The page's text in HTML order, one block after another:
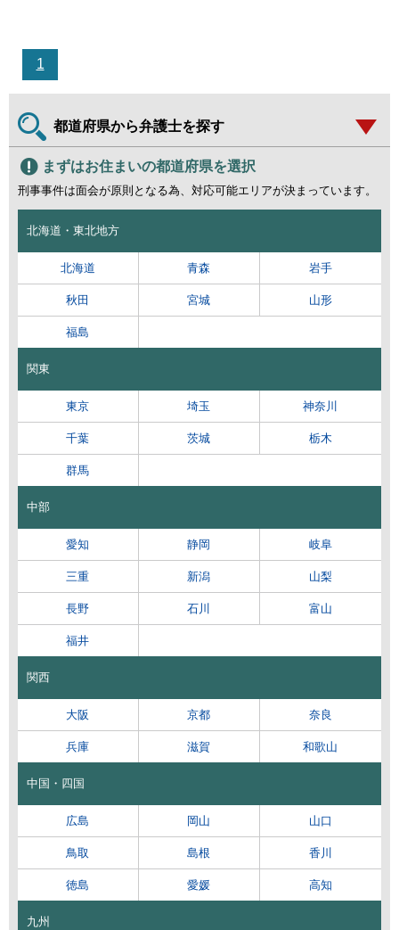
1
都道府県から弁護士を探す
まずはお住まいの都道府県を選択
刑事事件は面会が原則となる為、対応可能エリアが決まっています。
北海道・東北地方
北海道 青森 岩手
秋田 宮城 山形
福島
関東
東京 埼玉 神奈川
千葉 茨城 栃木
群馬
中部
愛知 静岡 岐阜
三重 新潟 山梨
長野 石川 富山
福井
関西
大阪 京都 奈良
兵庫 滋賀 和歌山
中国・四国
広島 岡山 山口
鳥取 島根 香川
徳島 愛媛 高知
九州